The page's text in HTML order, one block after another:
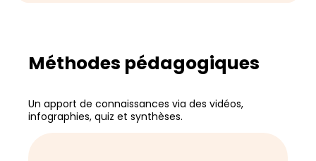
Méthodes pédagogiques
Un apport de connaissances via des vidéos,
infographies, quiz et synthèses.